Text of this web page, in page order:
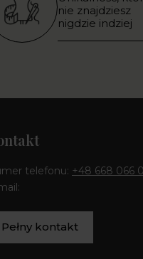
nie znajdziesz
nigdzie indziej
telefonu: +48 668 066
Pełny kontakt